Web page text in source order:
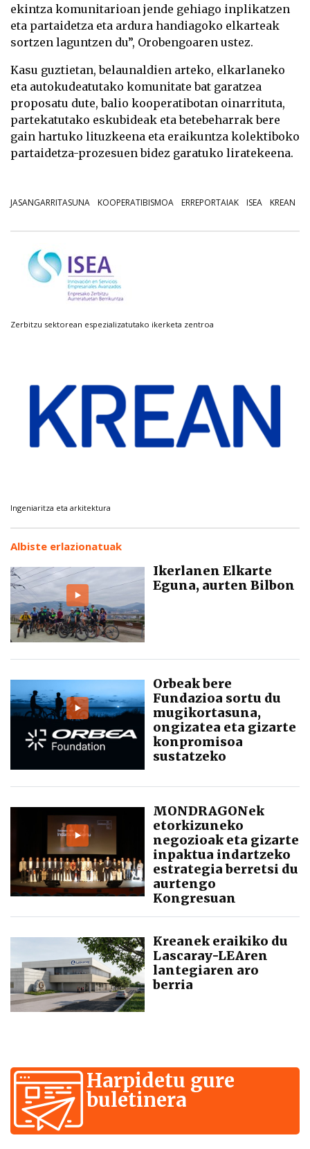
ekintza komunitarioan jende gehiago inplikatzen
eta partaidetza eta ardura handiagoko elkarteak
sortzen laguntzen du”, Orobengoaren ustez.
Kasu guztietan, belaunaldien arteko, elkarlaneko
eta autokudeatutako komunitate bat garatzea
proposatu dute, balio kooperatibotan oinarrituta,
partekatutako eskubideak eta betebeharrak bere
gain hartuko lituzkeena eta eraikuntza kolektiboko
partaidetza-prozesuen bidez garatuko liratekeena.
JASANGARRITASUNA KOOPERATIBISMOA ERREPORTAIAK ISEA KREAN
Zerbitzu sektorean espezializatutako ikerketa zentroa
Ingeniaritza eta arkitektura
Albiste erlazionatuak
Ikerlanen Elkarte
Eguna, aurten Bilbon
Orbeak bere
Fundazioa sortu du
mugikortasuna,
ongizatea eta gizarte
konpromisoa
sustatzeko
MONDRAGONek
etorkizuneko
negozioak eta gizarte
inpaktua indartzeko
estrategia berretsi du
aurtengo
Kongresuan
Kreanek eraikiko du
Lascaray-LEAren
lantegiaren aro
berria
Harpidetu gure
buletinera